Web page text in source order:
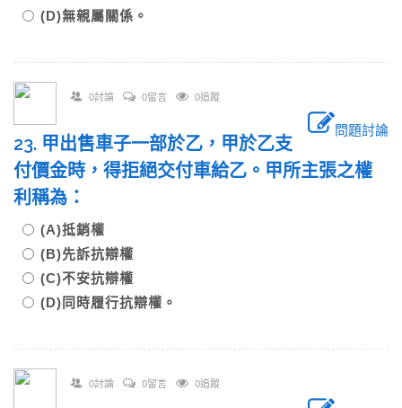
(D)無親屬關係。
0討論 0留言 0追蹤
問題討論
23. 甲出售車子一部於乙，甲於乙支
付價金時，得拒絕交付車給乙。甲所主張之權
利稱為：
(A)抵銷權
(B)先訴抗辯權
(C)不安抗辯權
(D)同時履行抗辯權。
0討論 0留言 0追蹤